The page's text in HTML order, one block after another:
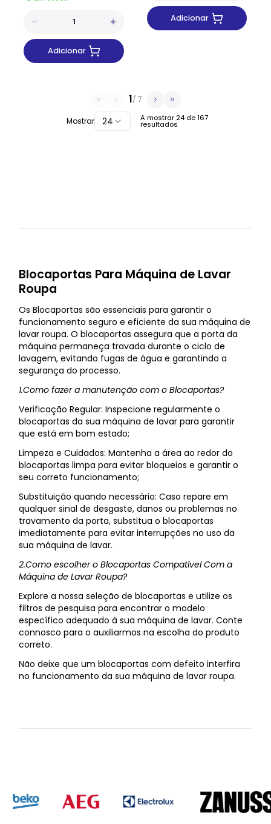
Adicionar
Adicionar
A mostrar 24de167
resultados
1/ 7
Mostrar 24
Blocaportas Para Máquina de Lavar
Roupa
Os Blocaportas são essenciais para garantir o
funcionamento seguro e eficiente da sua máquina de
lavar roupa. O blocaportas assegura que a porta da
máquina permaneça travada durante o ciclo de
lavagem, evitando fugas de água e garantindo a
segurança do processo.
1.Como fazer a manutenção com o Blocaportas?
Verificação Regular: Inspecione regularmente o
blocaportas da sua máquina de lavar para garantir
que está em bom estado;
Limpeza e Cuidados: Mantenha a área ao redor do
blocaportas limpa para evitar bloqueios e garantir o
seu correto funcionamento;
Substituição quando necessário: Caso repare em
qualquer sinal de desgaste, danos ou problemas no
travamento da porta, substitua o blocaportas
imediatamente para evitar interrupções no uso da
sua máquina de lavar.
2.Como escolher o Blocaportas Compatível Com a
Máquina de Lavar Roupa?
Explore a nossa seleção de blocaportas e utilize os
filtros de pesquisa para encontrar o modelo
específico adequado à sua máquina de lavar. Conte
connosco para o auxiliarmos na escolha do produto
correto.
Não deixe que um blocaportas com defeito interfira
no funcionamento da sua máquina de lavar roupa.